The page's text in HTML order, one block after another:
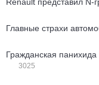
Главные страхи
Гражданская
3025